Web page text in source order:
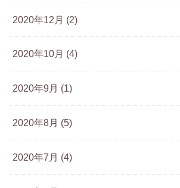
2020年12月 (2)
2020年10月 (4)
2020年9月 (1)
2020年8月 (5)
2020年7月 (4)